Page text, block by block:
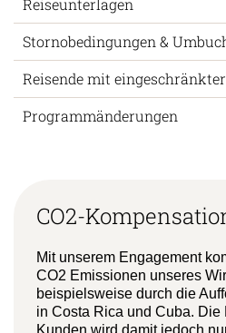
Reiseunterlagen
Stornobedingungen &
Reisende mit
CO2-Kompensation
Mit unserem Engagement
CO2 Emissionen unseres
beispielsweise durch die